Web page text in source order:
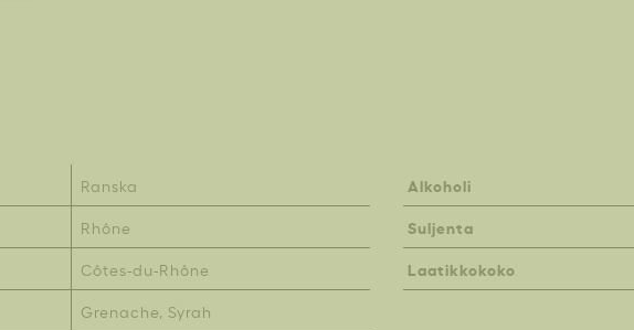
Ranska
Rhône
Côtes-du-Rhône
Grenache, Syrah
Alkoholi
Suljenta
Laatikkokoko